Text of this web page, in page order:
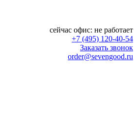
сейчас офис: не работает
+7 (495) 120-40-54
Заказать звонок
order@sevengood.ru